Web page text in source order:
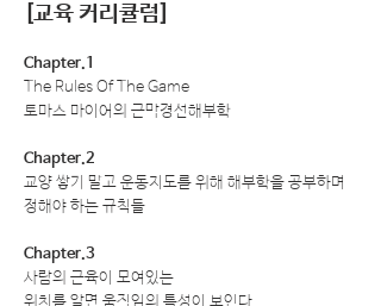
​[교육 커리큘럼]
Chapter.1
The Rules Of The Game
토마스 마이어의 근막경선해부학
Chapter.2
교양 쌓기 말고 운동지도를 위해 해부학을 공부하며
정해야 하는 규칙들
Chapter.3
사람의 근육이 모여있는
위치를 알면 움직임의 특성이 보인다